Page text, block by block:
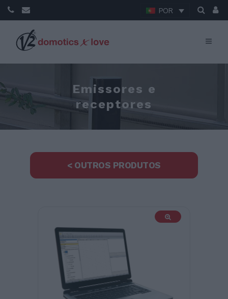
POR
Emissores e
receptores
< OUTROS PRODUTOS